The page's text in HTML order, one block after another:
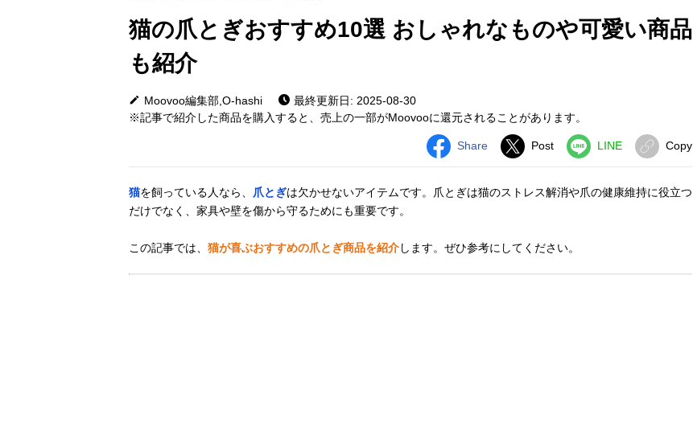
猫の爪とぎおすすめ10選 おしゃれなものや可愛い商品
も紹介
Moovoo編集部,O-hashi
最終更新日: 2025-08-30
※記事で紹介した商品を購入すると、売上の一部がMoovooに還元されることがあります。
Share Post LINE Copy
猫を飼っている人なら、 爪とぎは欠かせないアイテムです。爪とぎは猫のストレス解消や爪の健康維持に役立つ
だけでなく、家具や壁を傷から守るためにも重要です。
この記事では、 猫が喜ぶおすすめの爪とぎ商品を紹介します。ぜひ参考にしてください。